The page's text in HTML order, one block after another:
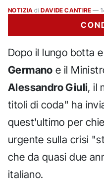
NOTIZIA di DAVIDE CANTIRE —
Dopo il lungo botta
Germano e il
Alessandro Giuli, il
titoli di coda" ha
quest'ultimo per
urgente sulla crisi
che da quasi due
italiano.